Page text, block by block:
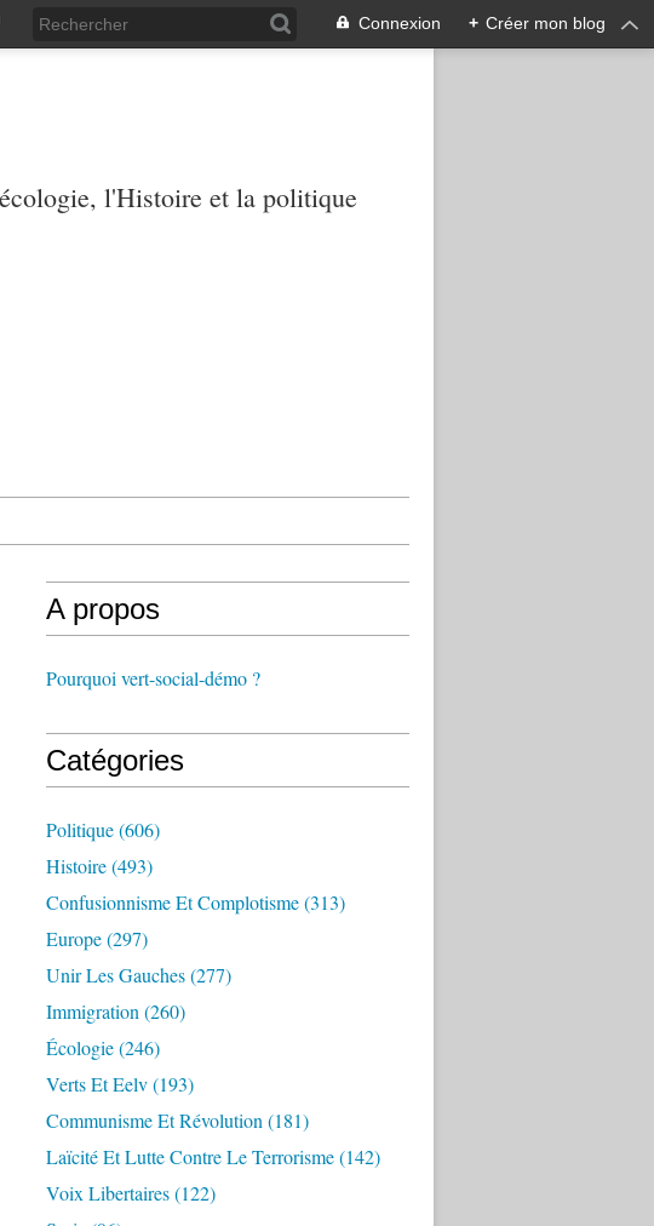
Connexion + Créer mon blog
l'Histoire et la politique
A propos
Pourquoi vert-social-démo ?
Catégories
Politique(606)
Histoire(493)
Confusionnisme Et Complotisme(313)
Europe(297)
Unir Les Gauches(277)
Immigration (260)
Écologie(246)
Verts Et Eelv(193)
Communisme Et Révolution (181)
Laïcité Et Lutte Contre Le Terrorisme(142)
Voix Libertaires(122)